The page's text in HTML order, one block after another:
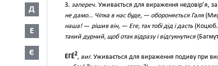
Д
Е
Є
3. запереч. Уживається для вираження недовір’я,
не дамо… Чіпка в нас буде, — обороняється Галя
наша!— рішив він, — Еге, так тобі дід і дасть
такий дурний, щоб отак відразу і відгукнутися
ЕГЕ́2, виг. Уживається для вираження подиву при